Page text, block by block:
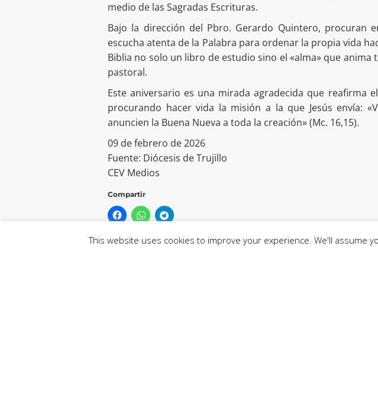
medio de las Sagradas Escrituras.
Bajo la dirección del Pbro. Gerardo Quintero, procuran
escucha atenta de la Palabra para ordenar la propia vida
Biblia no solo un libro de estudio sino el «alma» que anima
pastoral.
Este aniversario es una mirada agradecida que reafirma
procurando hacer vida la misión a la que Jesús envía:
anuncien la Buena Nueva a toda la creación» (Mc. 16,15).
09 de febrero de 2026
Fuente: Diócesis de Trujillo
CEV Medios
Compartir
This website uses cookies to improve your experience. We'll assume